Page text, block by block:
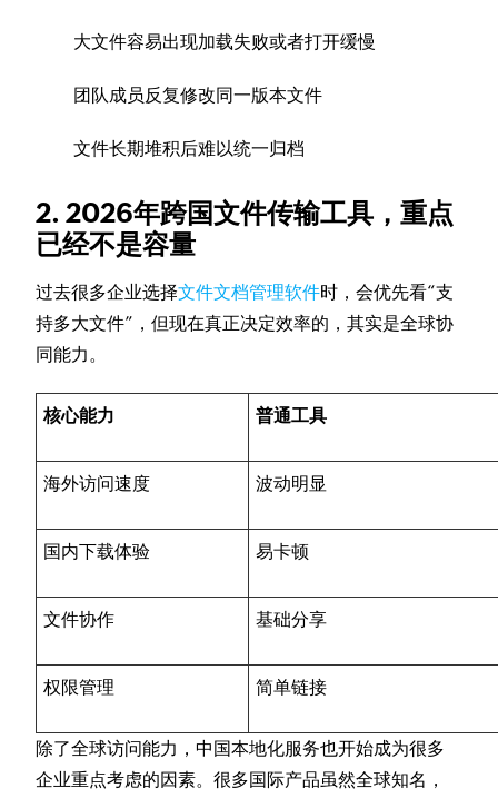
大文件容易出现加载失败或者打开缓慢
团队成员反复修改同一版本文件
文件长期堆积后难以统一归档
2. 2026年跨国文件传输工具，重点
已经不是容量
过去很多企业选择文件文档管理软件时，会优先看“支
持多大文件”，但现在真正决定效率的，其实是全球协
同能力。
核心能力 普通工具
海外访问速度 波动明显
国内下载体验 易卡顿
文件协作 基础分享
权限管理 简单链接
除了全球访问能力，中国本地化服务也开始成为很多
企业重点考虑的因素。很多国际产品虽然全球知名，